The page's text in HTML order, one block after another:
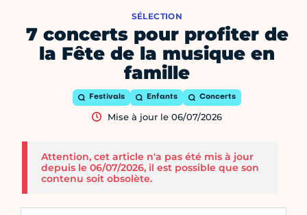
7 concerts pour profiter de
la Fête de la musique en
famille
SÉLECTION
Festivals Enfants Concerts
Mise à jour le 06/07/2026
Attention, cet article n'a pas été mis à jour
depuis le 06/07/2026, il est possible que son
contenu soit obsolète.